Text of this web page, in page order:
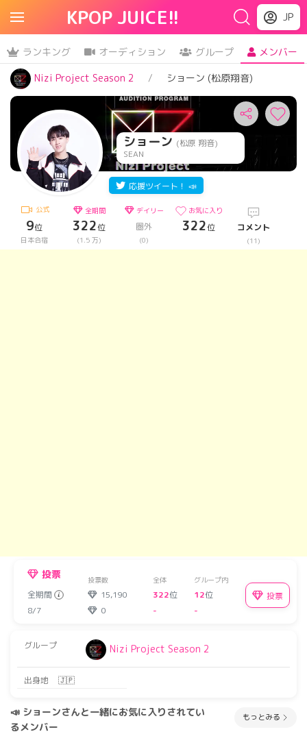
KPOP JUICE!! JP
ランキング オーディション グループ
メンバー
Nizi Project Season 2
ショーン (松原翔音)
ショーン (松原 翔音)
SEAN
応援ツイート！ 📣
公式
9位
日本合宿
全期間
322位
(1.5 万)
デイリー
圏外
(0)
お気に入り
322位 コメント
(11)
投票 投票数 全体 グループ内
全期間 15,190 322位 12位
8/7
0 - -
投票
グループ Nizi Project Season 2
出身地 🇯🇵
📣 ショーンさんと一緒にお気に入りされてい
るメンバー
もっとみる